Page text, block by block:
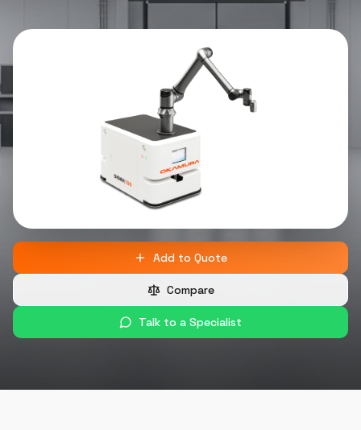
Add to Quote
Compare
Talk to a Specialist